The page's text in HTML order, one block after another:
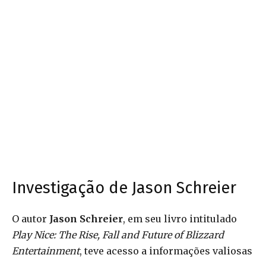
Investigação de Jason Schreier
O autor Jason Schreier, em seu livro intitulado
Play Nice: The Rise, Fall and Future of Blizzard
Entertainment, teve acesso a informações valiosas